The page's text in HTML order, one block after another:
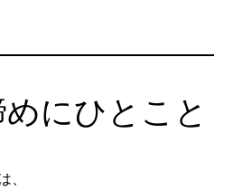
にひとこと
、